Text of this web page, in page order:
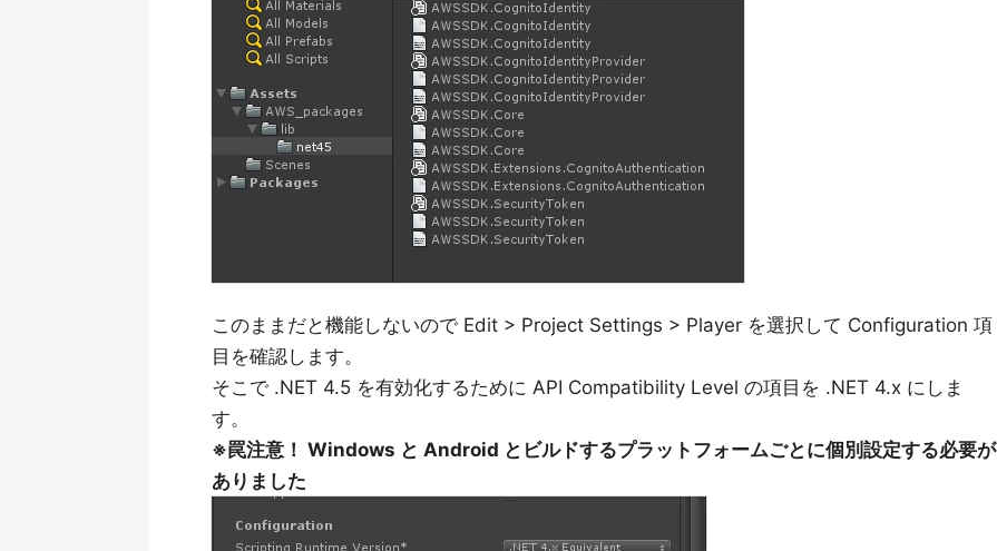
このままだと機能しないので Edit > Project Settings > Player を選択して Configuration 項
目を確認します。
そこで .NET 4.5 を有効化するために API Compatibility Level の項目を .NET 4.x にしま
す。
※罠注意！ Windows と Android とビルドするプラットフォームごとに個別設定する必要が
ありました